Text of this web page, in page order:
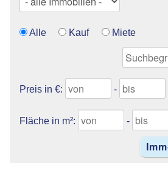
Alle Kauf Miete
Preis in €: -
Fläche in m²: -